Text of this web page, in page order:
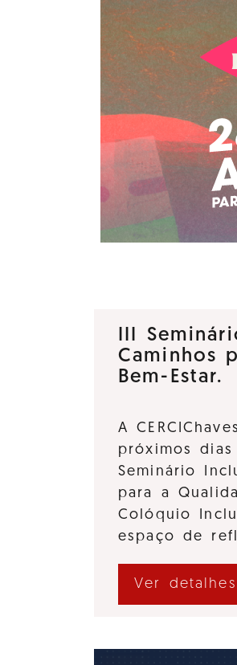
III
Caminhos
Bem-Estar.
A
próximos
Seminário
para a
Colóquio
espaço de
Ver